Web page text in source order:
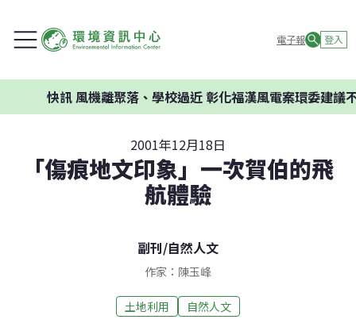
電子報 登入
風機離聚落、學校過近 彰化福漢風電案環委建議不應開
2001年12月18日
「傷痕地文印象」一次賀伯的飛
航體驗
副刊/自然人文
作家：陳玉峰
土地利用 自然人文